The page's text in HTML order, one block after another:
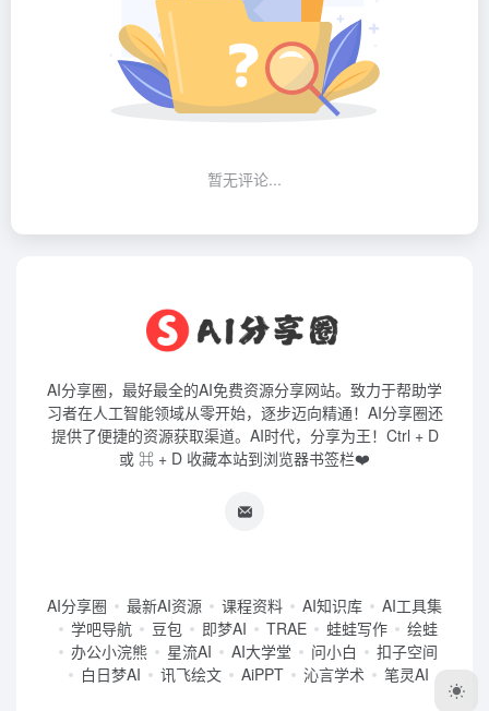
暂无评论...
AI分享圈，最好最全的AI免费资源分享网站。致力于帮助学
习者在人工智能领域从零开始，逐步迈向精通！AI分享圈还
提供了便捷的资源获取渠道。AI时代，分享为王！Ctrl + D
或 ⌘ + D 收藏本站到浏览器书签栏❤️
AI分享圈 最新AI资源 课程资料 AI知识库
AI工具集
学吧导航
豆包 即梦AI TRAE 蛙蛙写作
绘蛙
办公小浣熊
星流AI AI大学堂 问小白
扣子空间
白日梦AI
讯飞绘文 AiPPT 沁言学术 笔灵AI